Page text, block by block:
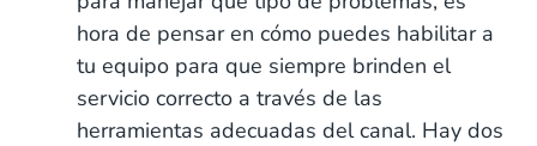
hora de pensar en cómo puedes habilitar a
tu equipo para que siempre brinden el
servicio correcto a través de las
herramientas adecuadas del canal. Hay dos